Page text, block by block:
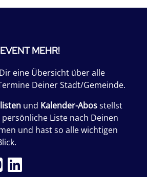
MEHR!
eine Übersicht über alle
Deiner Stadt/Gemeinde.
und Kalender-Abosstellst
Liste nach Deinen
und hast so alle wichtigen